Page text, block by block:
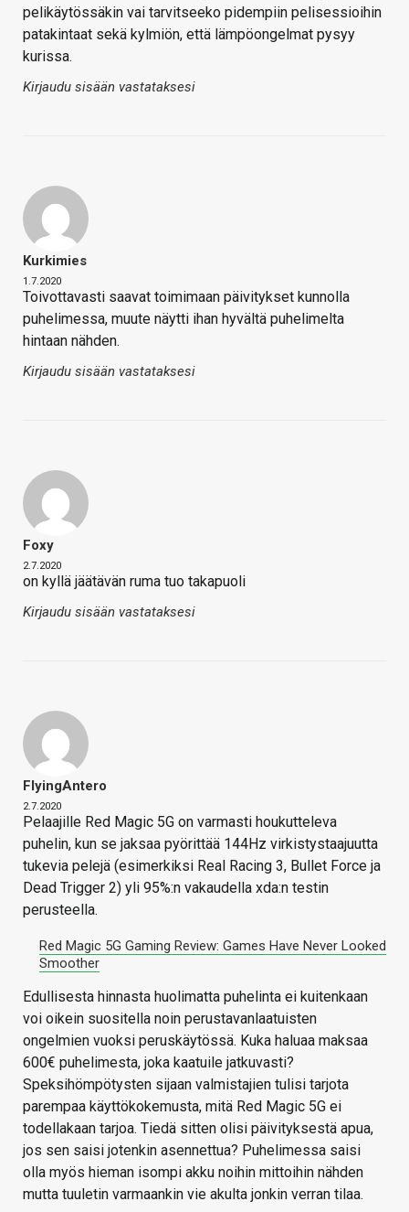
pelikäytössäkin vai tarvitseeko pidempiin pelisessioihin
patakintaat sekä kylmiön, että lämpöongelmat pysyy
kurissa.
Kirjaudu sisään vastataksesi
Kurkimies
1.7.2020
Toivottavasti saavat toimimaan päivitykset kunnolla
puhelimessa, muute näytti ihan hyvältä puhelimelta
hintaan nähden.
Kirjaudu sisään vastataksesi
Foxy
2.7.2020
on kyllä jäätävän ruma tuo takapuoli
Kirjaudu sisään vastataksesi
FlyingAntero
2.7.2020
Pelaajille Red Magic 5G on varmasti houkutteleva
puhelin, kun se jaksaa pyörittää 144Hz virkistystaajuutta
tukevia pelejä (esimerkiksi Real Racing 3, Bullet Force ja
Dead Trigger 2) yli 95%:n vakaudella xda:n testin
perusteella.
Red Magic 5G Gaming Review: Games Have Never Looked
Smoother
Edullisesta hinnasta huolimatta puhelinta ei kuitenkaan
voi oikein suositella noin perustavanlaatuisten
ongelmien vuoksi peruskäytössä. Kuka haluaa maksaa
600€ puhelimesta, joka kaatuile jatkuvasti?
Speksihömpötysten sijaan valmistajien tulisi tarjota
parempaa käyttökokemusta, mitä Red Magic 5G ei
todellakaan tarjoa. Tiedä sitten olisi päivityksestä apua,
jos sen saisi jotenkin asennettua? Puhelimessa saisi
olla myös hieman isompi akku noihin mittoihin nähden
mutta tuuletin varmaankin vie akulta jonkin verran tilaa.